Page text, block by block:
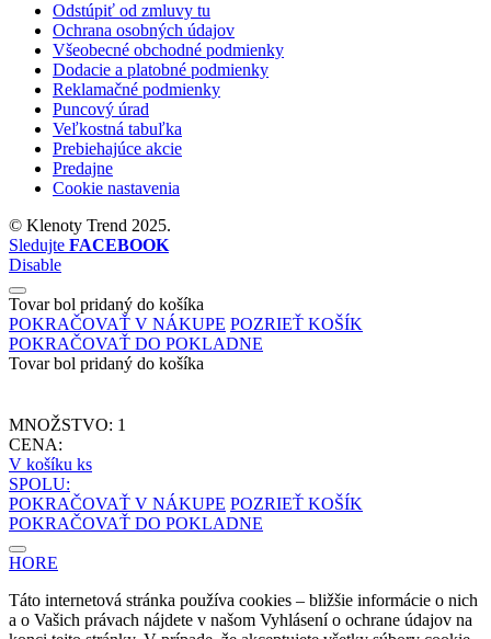
Odstúpiť od zmluvy tu
Ochrana osobných údajov
Všeobecné obchodné podmienky
Dodacie a platobné podmienky
Reklamačné podmienky
Puncový úrad
Veľkostná tabuľka
Prebiehajúce akcie
Predajne
Cookie nastavenia
© Klenoty Trend 2025.
Sledujte FACEBOOK
Disable
Tovar bol pridaný do košíka
POKRAČOVAŤ V NÁKUPE POZRIEŤ KOŠÍK
POKRAČOVAŤ DO POKLADNE
Tovar bol pridaný do košíka
MNOŽSTVO: 1
CENA:
V košíku ks
SPOLU:
POKRAČOVAŤ V NÁKUPE POZRIEŤ KOŠÍK
POKRAČOVAŤ DO POKLADNE
HORE
Táto internetová stránka používa cookies – bližšie informácie o nich
a o Vašich právach nájdete v našom Vyhlásení o ochrane údajov na